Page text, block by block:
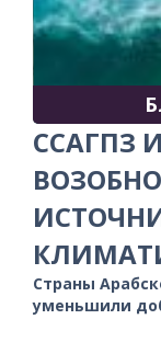
ССАГПЗ
Страны
уменьшили